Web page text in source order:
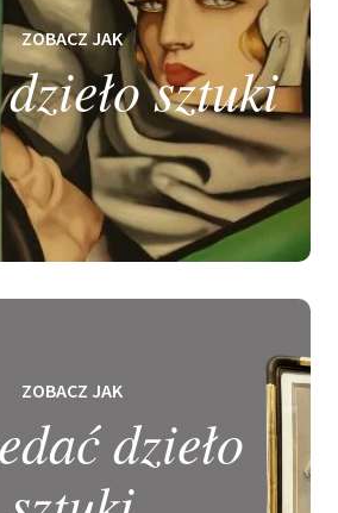
ZOBACZ JAK
sztuki
ZOBACZ JAK
dzieło